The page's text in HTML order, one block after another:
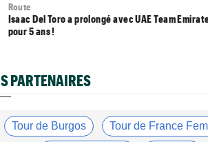
Route
Isaac Del Toro a prolongé avec UAE Team
pour 5 ans !
monnaie courante"
Le Mercato vélo est ouvert... toutes les
et rumeurs
PARTENAIRES
Tour de Burgos Tour de France